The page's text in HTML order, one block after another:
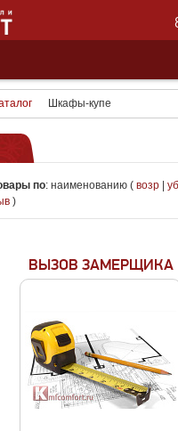
Шкафы-купе
по: наименованию ( возр
)
ВЫЗОВ ЗАМЕРЩИКА